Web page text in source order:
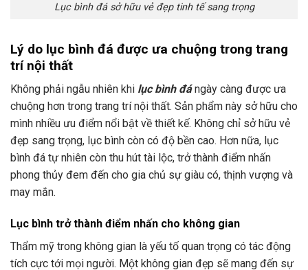
Lục bình đá sở hữu vẻ đẹp tinh tế sang trọng
Lý do lục bình đá được ưa chuộng trong trang
trí nội thất
Không phải ngẫu nhiên khi lục bình đángày càng được ưa
chuộng hơn trong trang trí nội thất. Sản phẩm này sở hữu cho
mình nhiều ưu điểm nổi bật về thiết kế. Không chỉ sở hữu vẻ
đẹp sang trọng, lục bình còn có độ bền cao. Hơn nữa, lục
bình đá tự nhiên còn thu hút tài lộc, trở thành điểm nhấn
phong thủy đem đến cho gia chủ sự giàu có, thịnh vượng và
may mắn.
Lục bình trở thành điểm nhấn cho không gian
Thẩm mỹ trong không gian là yếu tố quan trọng có tác động
tích cực tới mọi người. Một không gian đẹp sẽ mang đến sự